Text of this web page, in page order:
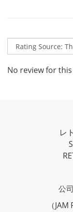
No review for
レ
公
（